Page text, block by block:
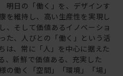
明日の「働く」を、デザインす
を維持し、高い生産性を実現し
、そして価値あるイノベーショ
た、人びとの「働く」という活
は、常に「人」を中心に据えた
、新鮮で価値ある、充実した
の働く「空間」「環境」「場」